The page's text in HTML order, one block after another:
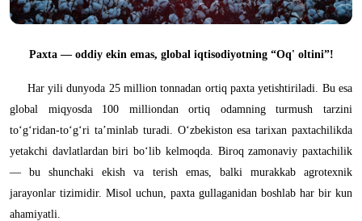
Paxta — oddiy ekin emas, global iqtisodiyotning “Oq' oltini”!
Har yili dunyoda 25 million tonnadan ortiq paxta yetishtiriladi. Bu esa
global miqyosda 100 milliondan ortiq odamning turmush tarzini
to‘g‘ridan-to‘g‘ri ta’minlab turadi. O‘zbekiston esa tarixan paxtachilikda
yetakchi davlatlardan biri bo‘lib kelmoqda. Biroq zamonaviy paxtachilik
— bu shunchaki ekish va terish emas, balki murakkab agrotexnik
jarayonlar tizimidir. Misol uchun, paxta gullaganidan boshlab har bir kun
ahamiyatli.